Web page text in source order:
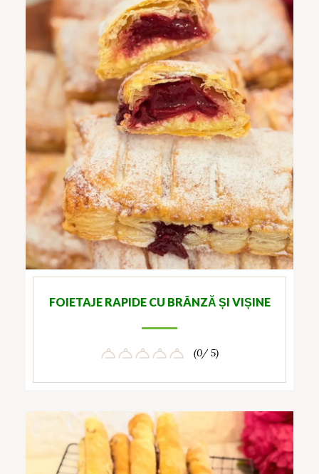
FOIETAJE RAPIDE CU BRÂNZĂ ȘI VIȘINE
(0/ 5)